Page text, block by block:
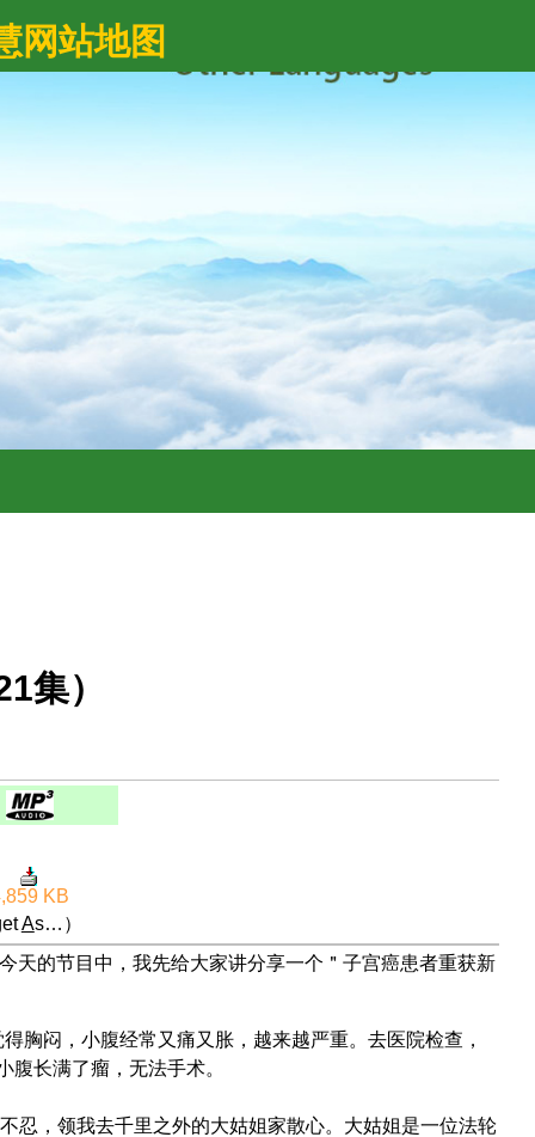
网站地图
集）
KB
As…）
天的节目中，我先给大家讲分享一个＂子宫癌患者重获新
胸闷，小腹经常又痛又胀，越来越严重。去医院检查，
长满了瘤，无法手术。
忍，领我去千里之外的大姑姐家散心。大姑姐是一位法轮